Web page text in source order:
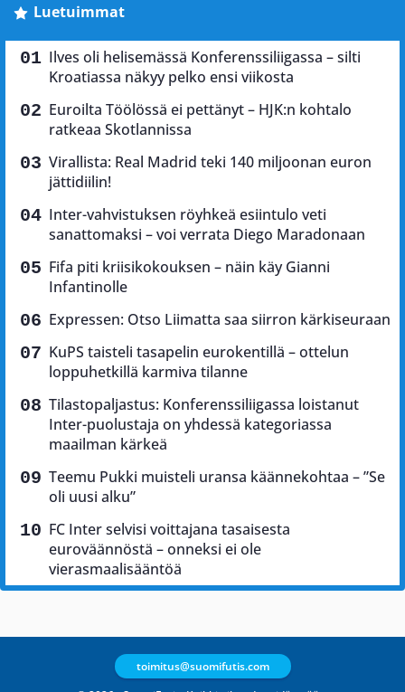
Luetuimmat
Ilves oli helisemässä Konferenssiliigassa – silti
Kroatiassa näkyy pelko ensi viikosta
Euroilta Töölössä ei pettänyt – HJK:n kohtalo
ratkeaa Skotlannissa
Virallista: Real Madrid teki 140 miljoonan euron
jättidiilin!
Inter-vahvistuksen röyhkeä esiintulo veti
sanattomaksi – voi verrata Diego Maradonaan
Fifa piti kriisikokouksen – näin käy Gianni
Infantinolle
Expressen: Otso Liimatta saa siirron kärkiseuraan
KuPS taisteli tasapelin eurokentillä – ottelun
loppuhetkillä karmiva tilanne
Tilastopaljastus: Konferenssiliigassa loistanut
Inter-puolustaja on yhdessä kategoriassa
maailman kärkeä
Teemu Pukki muisteli uransa käännekohtaa – ”Se
oli uusi alku”
FC Inter selvisi voittajana tasaisesta
euroväännöstä – onneksi ei ole
vierasmaalisääntöä
toimitus@suomifutis.com